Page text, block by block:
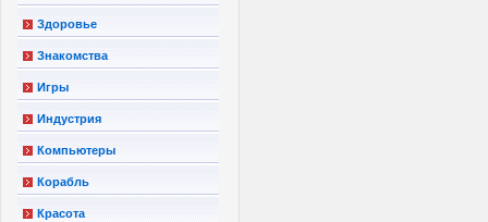
Здоровье
Знакомства
Игры
Индустрия
Компьютеры
Корабль
Красота